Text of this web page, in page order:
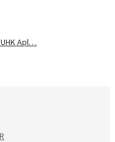
Apl…